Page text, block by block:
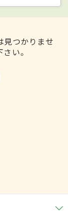
見つかりませ
い。